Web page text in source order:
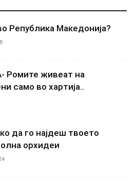
Република Македонија?
Ромите живеат на
само во хартија..
да го најдеш твоето
орхидеи